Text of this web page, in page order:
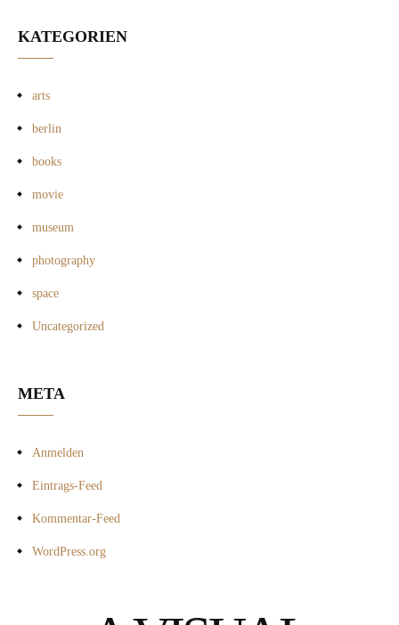
KATEGORIEN
arts
berlin
books
movie
museum
photography
space
Uncategorized
META
Anmelden
Eintrags-Feed
Kommentar-Feed
WordPress.org